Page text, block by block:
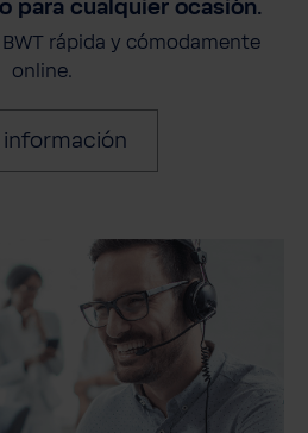
para cualquier ocasión.
rápida y cómodamente
online.
información